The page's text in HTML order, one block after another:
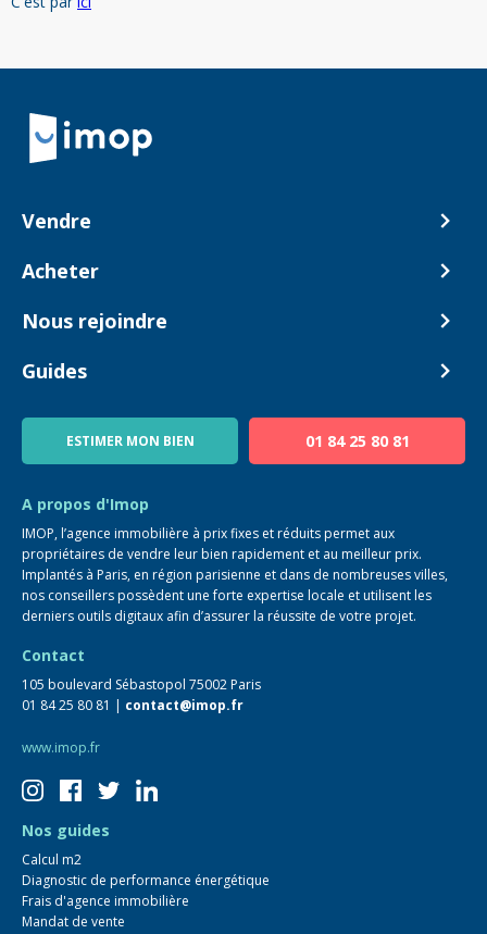
Retour à la navigation principale
Vendre
Comment ça marche ?
Acheter
Biens en vente
Nous rejoindre
Devenir Conseiller
Guides
Blog
ESTIMER MON BIEN 01 84 25 80 81
A propos d'Imop
IMOP, l’agence immobilière à prix fixes et réduits permet aux
propriétaires de vendre leur bien rapidement et au meilleur prix.
Implantés à Paris, en région parisienne et dans de nombreuses villes,
nos conseillers possèdent une forte expertise locale et utilisent les
derniers outils digitaux afin d’assurer la réussite de votre projet.
Contact
105 boulevard Sébastopol 75002 Paris
01 84 25 80 81 | contact@imop.fr
www.imop.fr
Nos guides
Calcul m2
Diagnostic de performance énergétique
Frais d'agence immobilière
Mandat de vente